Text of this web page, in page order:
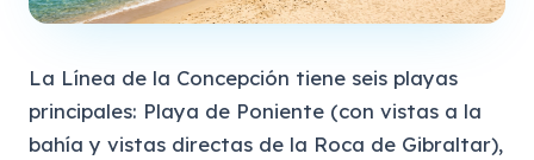
La Línea de la Concepción tiene seis playas
principales: Playa de Poniente (con vistas a la
bahía y vistas directas de la Roca de Gibraltar),